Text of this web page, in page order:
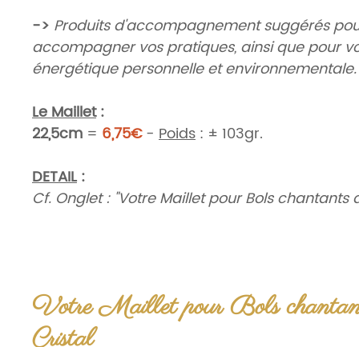
-> Produits d'accompagnement suggérés
accompagner vos pratiques, ainsi que pour
énergétique personnelle et environnementale.
Le Maillet:
22,5cm = 6,75€- Poids : ± 103gr.
DETAIL :
Cf. Onglet : "Votre Maillet pour Bols chantants
A)Elixirs de soin sacrés ou Hydrolat :
A usage externe et environnemental
Votre Maillet pour Bols
Cristal